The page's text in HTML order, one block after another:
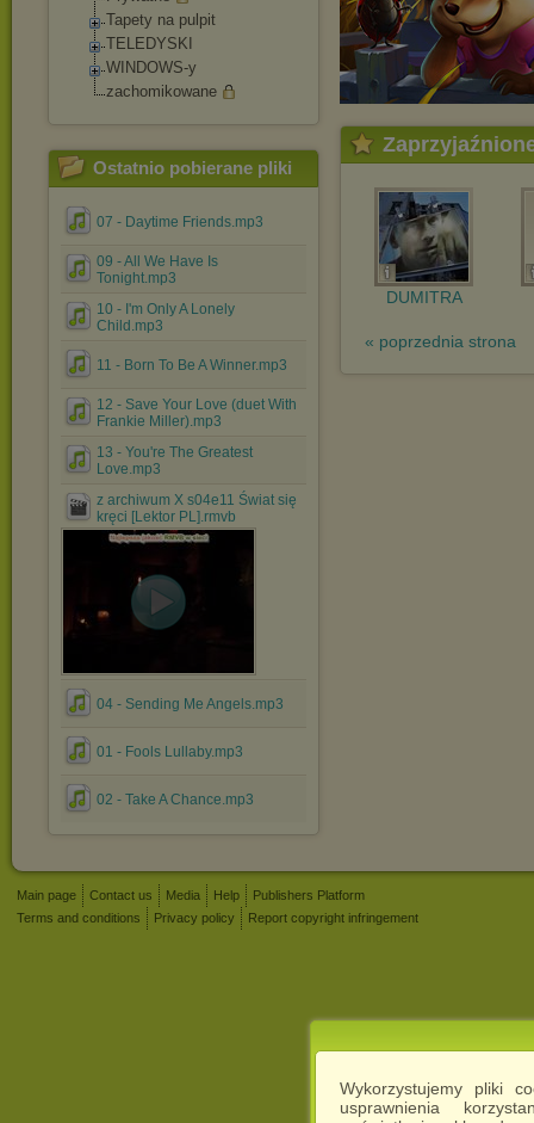
Wykorzystujemy pliki
usprawnienia
Tapety na pulpit
TELEDYSKI
WINDOWS-y
zachomikowane
Ostatnio pobierane pliki
07 - Daytime Friends.mp3
09 - All We Have Is
Tonight.mp3
10 - I'm Only A Lonely
Child.mp3
11 - Born To Be A Winner.mp3
12 - Save Your Love (duet With
Frankie Miller).mp3
13 - You're The Greatest
Love.mp3
z archiwum X s04e11 Świat się
kręci [Lektor PL].rmvb
04 - Sending Me Angels.mp3
01 - Fools Lullaby.mp3
02 - Take A Chance.mp3
DUMITRA
« poprzednia strona
Main page Contact us Media Help
Publishers Platform
Terms and conditions
Privacy policy Report copyright infringement